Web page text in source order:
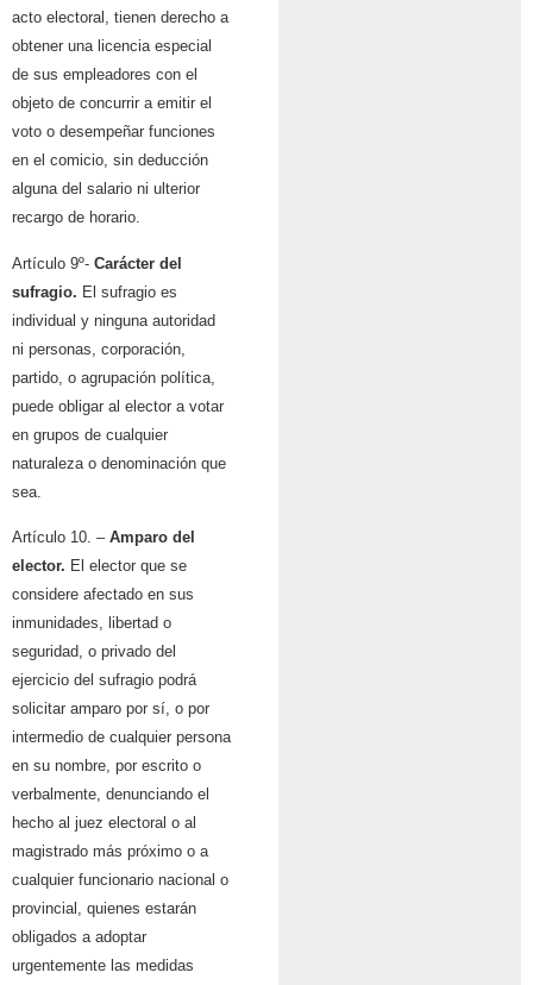
acto electoral, tienen derecho a
obtener una licencia especial
de sus empleadores con el
objeto de concurrir a emitir el
voto o desempeñar funciones
en el comicio, sin deducción
alguna del salario ni ulterior
recargo de horario.
Artículo 9º- Carácter del
sufragio. El sufragio es
individual y ninguna autoridad
ni personas, corporación,
partido, o agrupación política,
puede obligar al elector a votar
en grupos de cualquier
naturaleza o denominación que
sea.
Artículo 10. – Amparo del
elector. El elector que se
considere afectado en sus
inmunidades, libertad o
seguridad, o privado del
ejercicio del sufragio podrá
solicitar amparo por sí, o por
intermedio de cualquier persona
en su nombre, por escrito o
verbalmente, denunciando el
hecho al juez electoral o al
magistrado más próximo o a
cualquier funcionario nacional o
provincial, quienes estarán
obligados a adoptar
urgentemente las medidas